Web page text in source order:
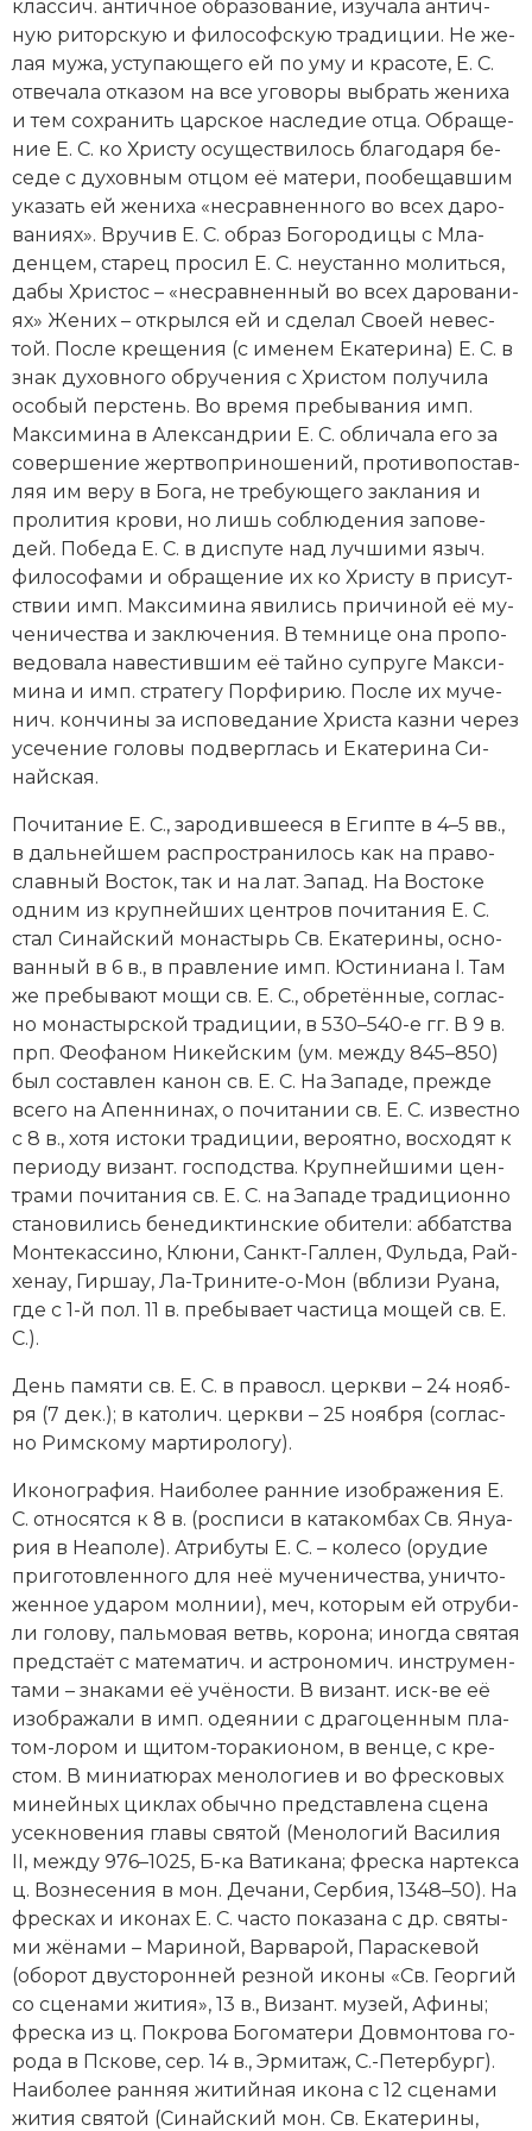
Новейшая история
Нумизматика
Образование
Общественные объединения и организации
Политическая история
Революции и народные движения
Религия и церковь
Россия
Северная Америка
Социально-экономическая история
Специальные исторические дисциплины
Южная Америка
клас­сич. ан­тич­ное об­ра­зо­ва­ние, изу­ча­ла ан­тич­
ную ри­тор­скую и фи­ло­соф­скую тра­ди­ции. Не же­
лая му­жа, ус­ту­паю­ще­го ей по уму и кра­со­те, Е. С.
от­ве­ча­ла от­ка­зом на все уго­во­ры вы­брать же­ни­ха
и тем со­хра­нить цар­ское на­сле­дие от­ца. Об­ра­ще­
ние Е. С. ко Хри­сту осу­ще­ст­ви­лось бла­го­да­ря бе­
се­де с ду­хов­ным от­цом её ма­те­ри, по­обе­щав­шим
ука­зать ей же­ни­ха «не­срав­нен­но­го во всех да­ро­
ва­ни­ях». Вру­чив Е. С. об­раз Бо­го­ро­ди­цы с Мла­
ден­цем, ста­рец про­сил Е. С. не­ус­тан­но мо­лить­ся,
да­бы Хри­стос – «не­срав­нен­ный во всех да­ро­ва­ни­
ях» Же­них – от­крыл­ся ей и сде­лал Сво­ей не­вес­
той. По­сле кре­ще­ния (с име­нем Ека­те­ри­на) Е. С. в
знак духовного об­ру­че­ния с Хри­стом по­лу­чи­ла
осо­бый пер­стень. Во вре­мя пре­бы­ва­ния имп.
Мак­си­ми­на в Алек­сан­д­рии Е. С. об­ли­ча­ла его за
со­вер­ше­ние жерт­во­при­но­ше­ний, про­ти­во­пос­тав­
ляя им ве­ру в Бо­га, не тре­бую­ще­го за­кла­ния и
про­ли­тия кро­ви, но лишь со­блю­де­ния за­по­ве­
дей. По­бе­да Е. С. в дис­пу­те над луч­ши­ми языч.
фи­ло­со­фа­ми и об­ра­ще­ние их ко Хри­сту в при­сут­
ст­вии имп. Мак­си­ми­на яви­лись при­чи­ной её му­
че­ни­че­ст­ва и за­клю­че­ния. В тем­ни­це она про­по­
ве­до­ва­ла на­вес­тив­шим её тай­но суп­ру­ге Мак­си­
ми­на и имп. стра­те­гу Пор­фи­рию. По­сле их му­че­
нич. кон­чи­ны за ис­по­ве­да­ние Хри­ста каз­ни че­рез
усе­че­ние го­ло­вы под­вер­глась и Ека­те­ри­на Си­
най­ская.
По­чи­та­ние Е. С., за­ро­див­шее­ся в Егип­те в 4–5 вв.,
в даль­ней­шем рас­про­стра­ни­лось как на пра­во­
слав­ный Вос­ток, так и на лат. За­пад. На Вос­то­ке
од­ним из круп­ней­ших цен­тров по­чи­та­ния Е. С.
стал Си­най­ский мо­на­стырь Св. Ека­те­ри­ны, ос­но­
ван­ный в 6 в., в прав­ле­ние имп. Юс­ти­ниа­на I. Там
же пре­бы­ва­ют мо­щи св. Е. С., об­ре­тён­ные, со­глас­
но мо­на­стыр­ской тра­ди­ции, в 530–540-е гг. В 9 в.
прп. Фео­фа­ном Ни­кей­ским (ум. ме­ж­ду 845–850)
был со­став­лен ка­нон св. Е. С. На За­па­де, пре­ж­де
все­го на Апен­ни­нах, о по­чи­та­нии св. Е. С. из­вест­но
с 8 в., хо­тя ис­то­ки тра­ди­ции, ве­ро­ят­но, вос­хо­дят к
пе­рио­ду ви­зант. гос­под­ства. Круп­ней­ши­ми цен­
тра­ми по­чи­та­ния св. Е. С. на За­па­де тра­ди­ци­он­но
ста­но­ви­лись бе­не­дик­тин­ские оби­те­ли: аб­бат­ст­ва
Мон­те­кас­си­но, Клю­ни, Санкт-Гал­лен, Фуль­да, Рай­
хе­нау, Гир­шау, Ла-Три­ни­те-о-Мон (вбли­зи Руа­на,
где с 1-й пол. 11 в. пре­бы­ва­ет час­ти­ца мо­щей св. Е.
С.).
День па­мя­ти св. Е. С. в пра­восл. церк­ви – 24 но­яб­
ря (7 дек.); в ка­то­лич. церк­ви – 25 но­яб­ря (со­глас­
но Рим­ско­му мар­ти­ро­ло­гу).
Ико­но­гра­фия. Наи­бо­лее ран­ние изо­бра­же­ния Е.
С. от­но­сят­ся к 8 в. (рос­пи­си в ка­та­ком­бах Св. Януа­
рия в Не­апо­ле). Ат­ри­бу­ты Е. С. – ко­ле­со (ору­дие
при­го­тов­лен­но­го для неё му­че­ни­че­ст­ва, унич­то­
жен­ное уда­ром мол­нии), меч, ко­то­рым ей от­ру­би­
ли го­ло­ву, паль­мо­вая ветвь, ко­ро­на; ино­гда свя­тая
пред­ста­ёт с ма­те­ма­тич. и ас­тро­но­мич. ин­ст­ру­мен­
та­ми – зна­ка­ми её учё­но­сти. В ви­зант. иск-ве её
изо­бра­жа­ли в имп. одея­нии с дра­го­цен­ным пла­
том-ло­ром и щи­том-то­ра­кио­ном, в вен­це, с кре­
стом. В ми­ниа­тю­рах ме­но­ло­ги­ев и во фре­ско­вых
ми­ней­ных цик­лах обыч­но пред­став­ле­на сце­на
усек­но­ве­ния гла­вы свя­той (Ме­но­ло­гий Ва­си­лия
II, ме­ж­ду 976–1025, Б-ка Ва­ти­ка­на; фре­ска нар­тек­са
ц. Воз­не­се­ния в мон. Де­ча­ни, Сер­бия, 1348–50). На
фре­сках и ико­нах Е. С. час­то по­ка­за­на с др. свя­ты­
ми жё­на­ми – Ма­ри­ной, Вар­ва­рой, Па­ра­ске­вой
(обо­рот дву­сто­рон­ней рез­ной ико­ны «Св. Ге­ор­гий
со сце­на­ми жи­тия», 13 в., Ви­зант. му­зей, Афи­ны;
фре­ска из ц. По­кро­ва Бо­го­ма­те­ри Дов­мон­то­ва го­
ро­да в Пско­ве, сер. 14 в., Эр­ми­таж, С.-Петербург).
Наи­бо­лее ран­няя жи­тий­ная ико­на с 12 сце­на­ми
жи­тия свя­той (Си­най­ский мон. Св. Ека­те­ри­ны,